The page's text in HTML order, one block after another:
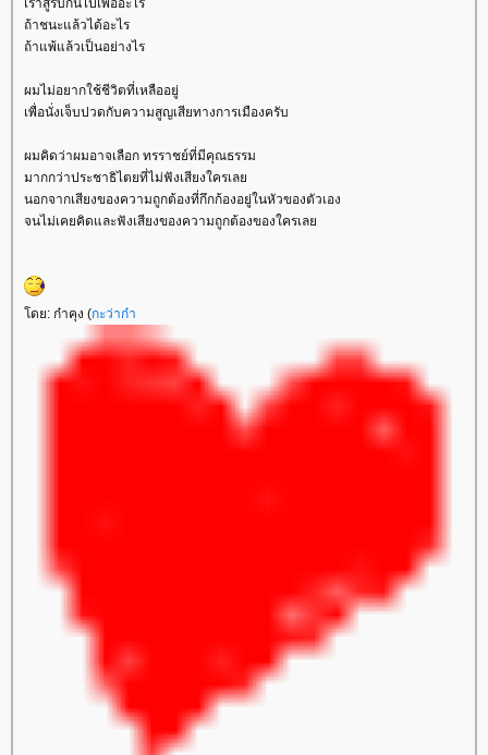
เราสู้รบกันไปเพื่ออะไร
ถ้าชนะแล้วได้อะไร
ถ้าแพ้แล้วเป็นอย่างไร
ผมไม่อยากใช้ชีวิตที่เหลืออยู่
เพื่อนั่งเจ็บปวดกับความสูญเสียทางการเมืองครับ
ผมคิดว่าผมอาจเลือก ทรราชย์ที่มีคุณธรรม
มากกว่าประชาธิไตยที่ไม่ฟังเสียงใครเล
นอกจากเสียงของความถูกต้องที่กึกก้องอยู่ในหัวของตัวเอง
จนไม่เคยคิดและฟังเสียงของความถูกต้องของใครเล
ดย: ก๋าคุง (กะว่าก๋า